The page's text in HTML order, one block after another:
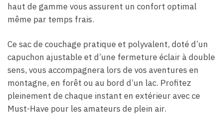
haut de gamme vous assurent un confort optimal
même par temps frais.
Ce sac de couchage pratique et polyvalent, doté d’un
capuchon ajustable et d’une fermeture éclair à double
sens, vous accompagnera lors de vos aventures en
montagne, en forêt ou au bord d’un lac. Profitez
pleinement de chaque instant en extérieur avec ce
Must-Have pour les amateurs de plein air.